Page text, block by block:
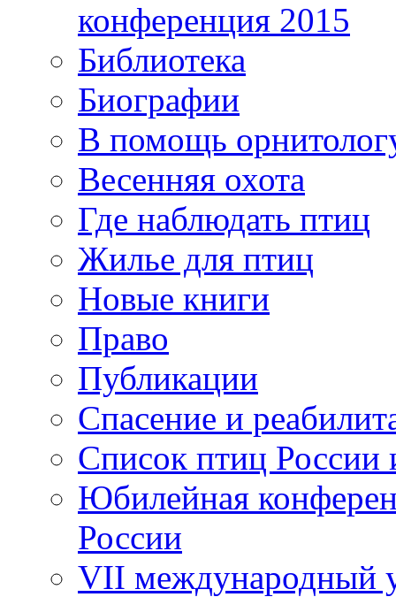
конференция 2015
Библиотека
Биографии
В помощь
Весенняя охота
Где наблюдать птиц
Жилье для птиц
Новые книги
Право
Публикации
Спасение и
Список птиц России
Юбилейная
России
VII международный